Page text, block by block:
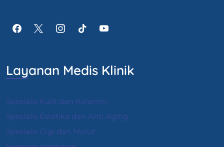
Layanan Medis Klinik
Spesialis Kulit dan Kelamin
Spesialis Estetika dan Anti Aging
Spesialis Gigi dan Mulut